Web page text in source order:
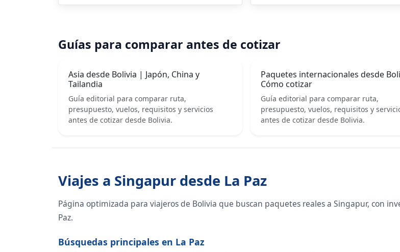
Guías para comparar antes de cotizar
Asia desde Bolivia | Japón, China y
Tailandia
Guía editorial para comparar ruta,
presupuesto, vuelos, requisitos y servicios
antes de cotizar desde Bolivia.
Paquetes internacionales desde
Cómo cotizar
Guía editorial para comparar ruta,
presupuesto, vuelos, requisitos y
antes de cotizar desde Bolivia.
Viajes a Singapur desde La Paz
Página optimizada para viajeros de Bolivia que buscan paquetes reales a Singapur, con
Paz.
Búsquedas principales en La Paz